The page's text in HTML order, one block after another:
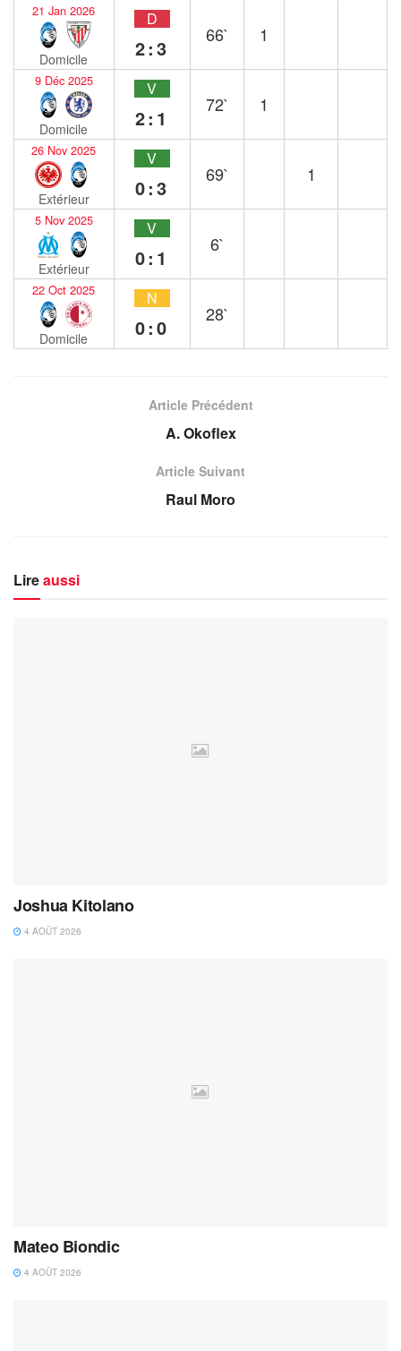
21 Jan 2026
Domicile
D
2:3
66` 1
9 Déc 2025
Domicile
V
2:1
72` 1
26 Nov 2025
Extérieur
V
0:3
69` 1
5 Nov 2025
Extérieur
V
0:1
6`
22 Oct 2025
Domicile
N
0:0
28`
Article Précédent
A. Okoflex
Article Suivant
Raul Moro
Lireaussi
Joshua Kitolano
4 AOÛT 2026
Mateo Biondic
4 AOÛT 2026